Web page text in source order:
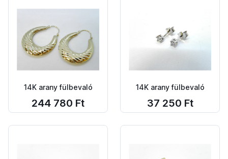
14K arany fülbevaló
244 780 Ft
14K arany fülbevaló
37 250 Ft